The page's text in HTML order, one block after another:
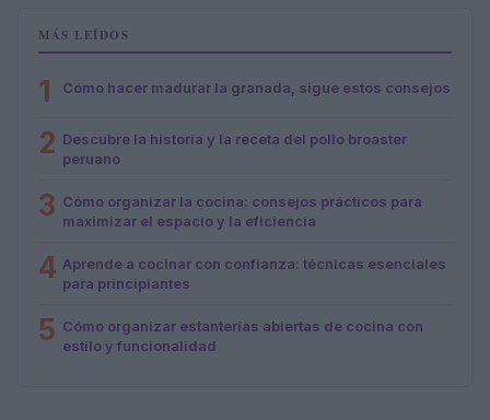
MÁS LEÍDOS
1 Cómo hacer madurar la granada, sigue estos consejos
2 Descubre la historia y la receta del pollo broaster
peruano
3 Cómo organizar la cocina: consejos prácticos para
maximizar el espacio y la eficiencia
4 Aprende a cocinar con confianza: técnicas esenciales
para principiantes
5 Cómo organizar estanterías abiertas de cocina con
estilo y funcionalidad